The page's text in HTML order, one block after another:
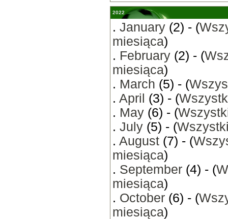
2022
. January (2) - (
miesiąca)
. February (2) - (
miesiąca)
. March (5) - (
. April (3) - (
. May (6) - (
. July (5) - (
. August (7) - (
miesiąca)
. September (4) - (
miesiąca)
. October (6) - (
miesiąca)